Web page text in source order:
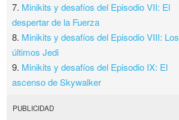
7. Minikits y desafíos del Episodio VII: El
despertar de la Fuerza
8. Minikits y desafíos del Episodio VIII: Los
últimos Jedi
9. Minikits y desafíos del Episodio IX: El
ascenso de Skywalker
PUBLICIDAD